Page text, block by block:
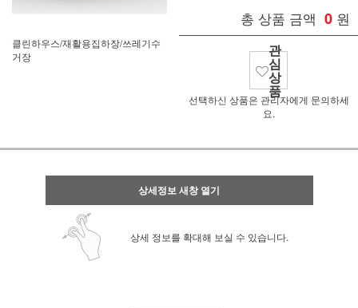
클린하우스/재활용집하장/쓰레기수
거장
총 상품 금액 0 원
관
심
상
품
선택하신 상품은 관리자에게 문의하세
요.
상세정보 새창 열기
상세 정보를 확대해 보실 수 있습니다.